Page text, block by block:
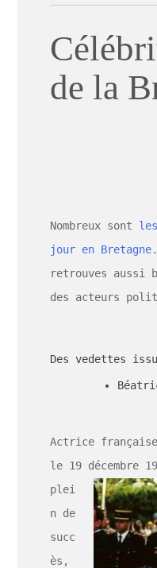
de la
Nombreux sont
jour en Bretagne
retrouves aussi
des acteurs
Des vedettes
Actrice
le 19 décembre
plei
n de
succ
ès,